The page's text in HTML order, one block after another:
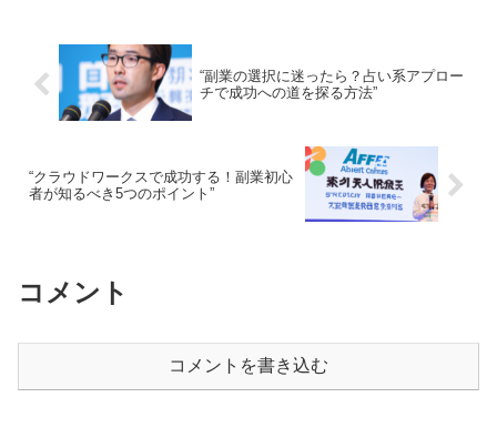
“副業の選択に迷ったら？占い系アプロー
チで成功への道を探る方法”
“クラウドワークスで成功する！副業初心
者が知るべき5つのポイント”
コメント
コメントを書き込む